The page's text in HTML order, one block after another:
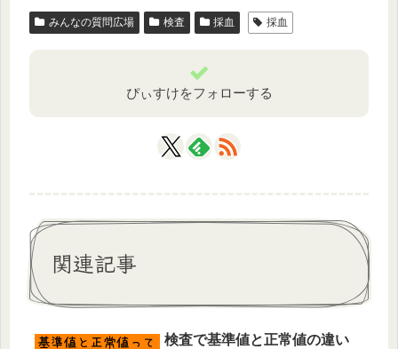
みんなの質問広場 検査 採血 採血
ぴぃすけをフォローする
関連記事
検査で基準値と正常値の違い